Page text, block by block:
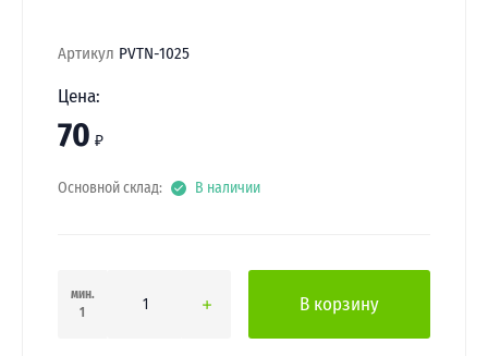
Артикул PVTN-1025
Цена:
70 ₽
Основной склад: В наличии
мин.
1
В корзину